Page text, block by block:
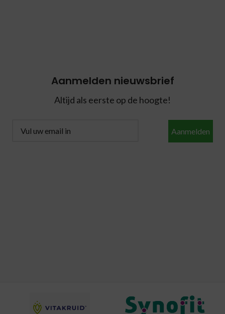
Aanmelden nieuwsbrief
Altijd als eerste op de hoogte!
Aanmelden